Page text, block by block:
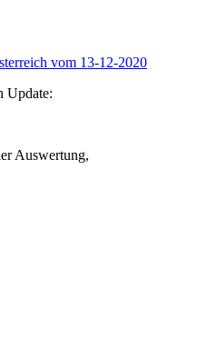
vom 13-12-2020
Update:
Auswertung,